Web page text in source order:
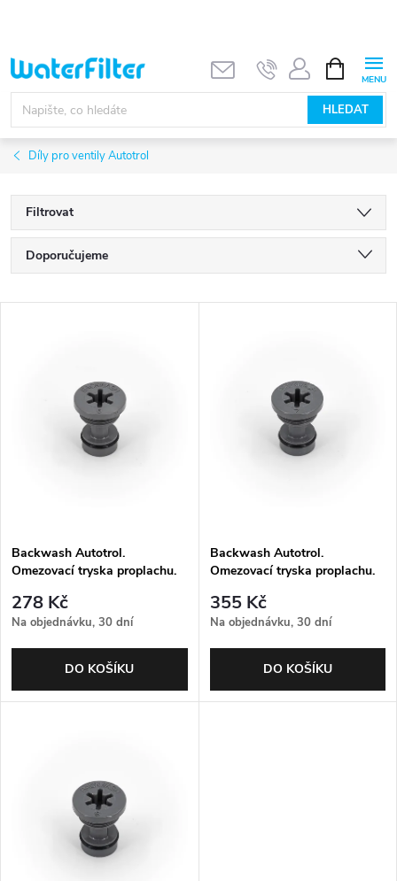
obsah
HLEDAT
NÁKUPNÍ
KOŠÍK
Díly pro ventily Autotrol
Filtrovat
Ř
a
r
o
d
u
Doporučujeme
Abecedně
p
r
o
Backwash Autotrol.
Omezovací tryska proplachu.
278 Kč
Na objednávku, 30 dní
DO KOŠÍKU
Backwash Autotrol.
Omezovací tryska proplachu.
kulička
355 Kč
Na objednávku, 30 dní
DO KOŠÍKU